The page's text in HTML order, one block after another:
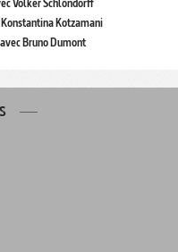
Kotzamani
Bruno Dumont